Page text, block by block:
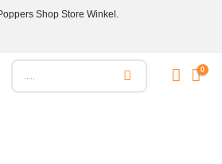
Shop Store Winkel.
0